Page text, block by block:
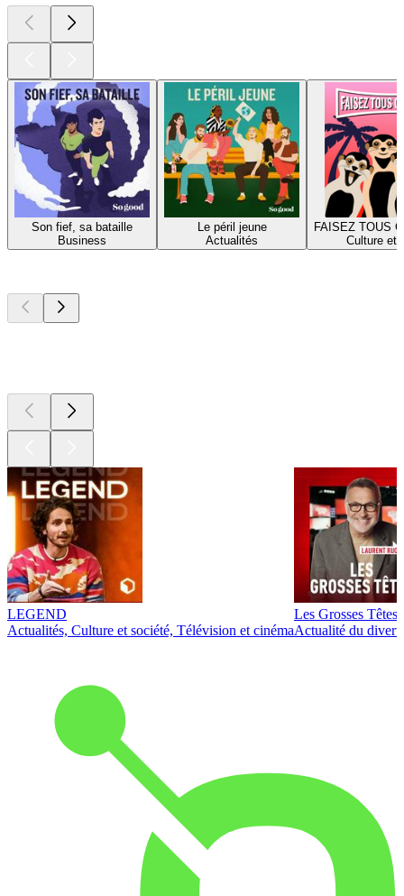
Son fief, sa bataille
Business
Le péril jeune
Actualités
FAISEZ TOUS
Culture et
LEGEND
Actualités, Culture et société, Télévision et cinéma
Les Grosses Têtes
Actualité du